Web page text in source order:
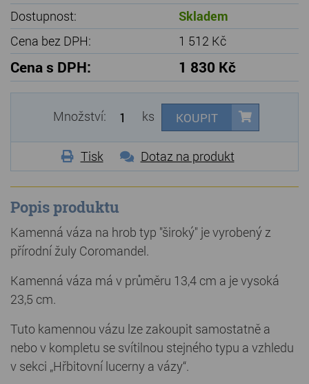
Dostupnost:
Skladem
Cena bez DPH:
1 512 Kč
Cena s DPH: 1 830 Kč
Množství: ks KOUPIT
Tisk Dotaz na produkt
Popis produktu
Kamenná váza na hrob typ "široký" je vyrobený z
přírodní žuly Coromandel.
Kamenná váza má v průměru 13,4 cm a je vysoká
23,5 cm.
Tuto kamennou vázu lze zakoupit samostatně a
nebo v kompletu se svítilnou stejného typu a vzhledu
v sekci „Hřbitovní lucerny a vázy“.